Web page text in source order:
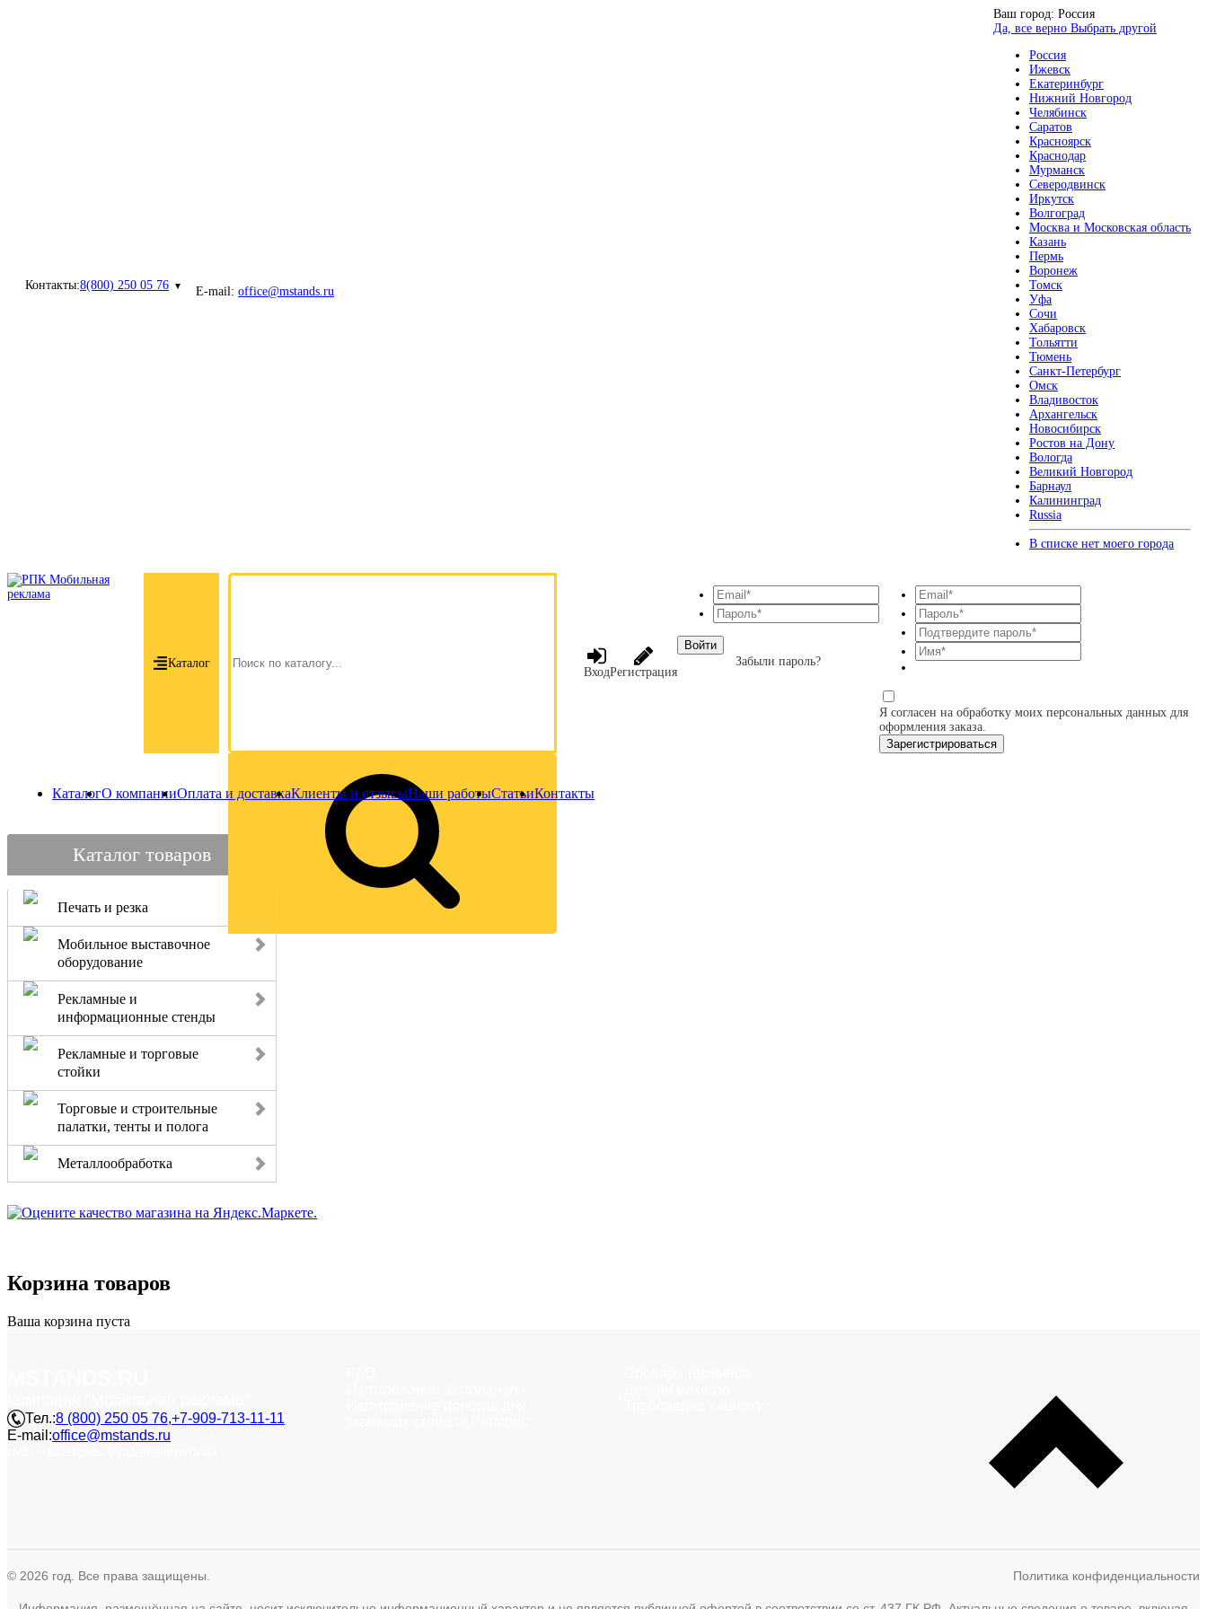
Контакты:8(800) 250 05 76 E-mail: office@mstands.ru
Ваш город: Россия
Да, все верно Выбрать другой
Россия
Ижевск
Екатеринбург
Нижний Новгород
Челябинск
Саратов
Красноярск
Краснодар
Мурманск
Северодвинск
Иркутск
Волгоград
Москва и Московская область
Казань
Пермь
Воронеж
Томск
Уфа
Сочи
Хабаровск
Тольятти
Тюмень
Санкт-Петербург
Омск
Владивосток
Архангельск
Новосибирск
Ростов на Дону
Вологда
Великий Новгород
Барнаул
Калининград
Russia
В списке нет моего города
Каталог
ВходРегистрация
Войти
Забыли пароль?
Я согласен на обработку моих персональных данных для
оформления заказа.
Зарегистрироваться
КаталогО компанииОплата и доставкаКлиенты и отзывыНаши работыСтатьиКонтакты
Каталог товаров
Печать и резка
Мобильное выставочное
оборудование
Рекламные и
информационные стенды
Рекламные и торговые
стойки
Торговые и строительные
палатки, тенты и полога
Металлообработка
Корзина товаров
Ваша корзина пуста
Тел.:8 (800) 250 05 76,+7-909-713-11-11
E-mail:office@mstands.ru
© 2026 год. Все права защищены. Политика конфиденциальности